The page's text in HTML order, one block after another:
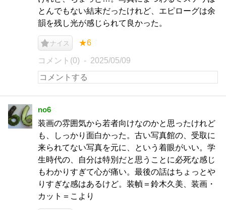
とんでもない結末だったけれど、エピローグは余
韻を残し光が感じられて良かった。
ナイス ★6
コメント(0) 2025/05/09
no6
装画の雰囲気から若者向けなのかと思ったけれど
も、しっかり面白かった。古い写真館の、受取に
来られてない写真を元に、という着眼がいい。学
生時代の、自分は特別だと思うことに必死な感じ
もわかりすぎて心が痛い。最後の話はちょっとや
りすぎな感はあるけど。装幀＝鈴木久美、装画・
カット＝こより